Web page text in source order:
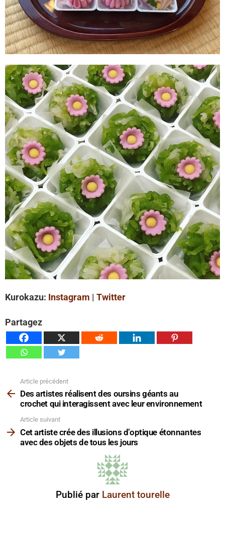
Kurokazu: Instagram | Twitter
Partagez
plus
Article précédent
Des artistes réalisent des oursins géants au
crochet qui interagissent avec leur environnement
Article suivant
Cet artiste crée des illusions d’optique étonnantes
avec des objets de tous les jours
Publié par Laurent tourelle